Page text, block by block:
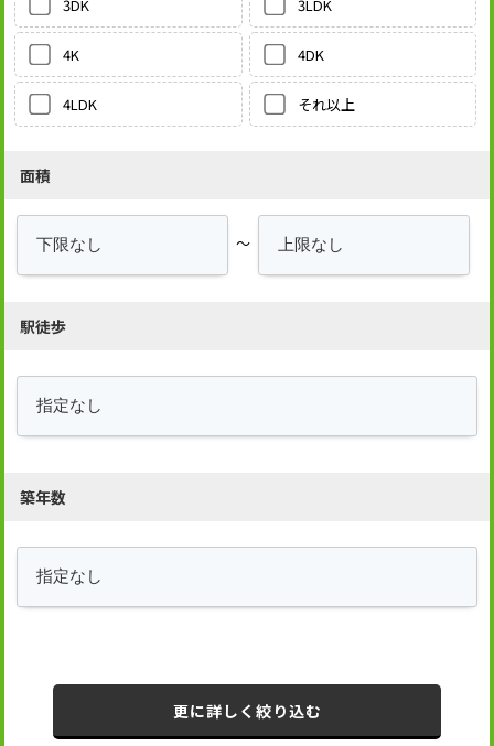
3DK 3LDK
4K 4DK
4LDK それ以上
面積
～
駅徒歩
築年数
更に詳しく絞り込む